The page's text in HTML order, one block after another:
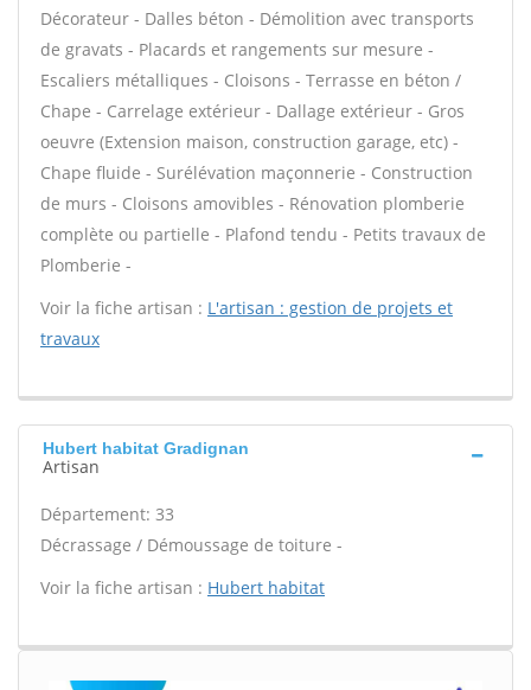
Décorateur - Dalles béton - Démolition avec transports
de gravats - Placards et rangements sur mesure -
Escaliers métalliques - Cloisons - Terrasse en béton /
Chape - Carrelage extérieur - Dallage extérieur - Gros
oeuvre (Extension maison, construction garage, etc) -
Chape fluide - Surélévation maçonnerie - Construction
de murs - Cloisons amovibles - Rénovation plomberie
complète ou partielle - Plafond tendu - Petits travaux de
Plomberie -
Voir la fiche artisan : L'artisan : gestion de projets et
travaux
Hubert habitat Gradignan
Artisan
Département: 33
Décrassage / Démoussage de toiture -
Voir la fiche artisan : Hubert habitat